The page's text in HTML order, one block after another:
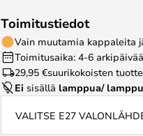
Toimitustiedot
Vain muutamia kappaleita
Toimitusaika: 4-6 arkipäivää
29,95 €suurikokoisten
Ei sisällä lamppua/
VALITSE E27